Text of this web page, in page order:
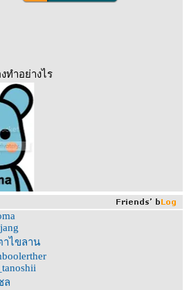
ทำอย่างไร
าไขลาน
ล